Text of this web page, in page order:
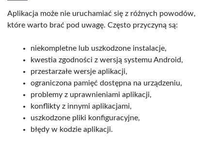
Aplikacja może nie uruchamiać się z różnych powodów,
które warto brać pod uwagę. Często przyczyną są:
niekompletne lub uszkodzone instalacje,
kwestia zgodności z wersją systemu Android,
przestarzałe wersje aplikacji,
ograniczona pamięć dostępna na urządzeniu,
problemy z uprawnieniami aplikacji,
konflikty z innymi aplikacjami,
uszkodzone pliki konfiguracyjne,
błędy w kodzie aplikacji.